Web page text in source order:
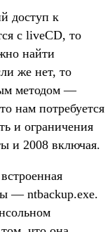
доступ к
с liveCD, то
найти
же нет, то
методом —
нам потребуется
и ограничения
и 2008 включая.
— ntbackup.exe.